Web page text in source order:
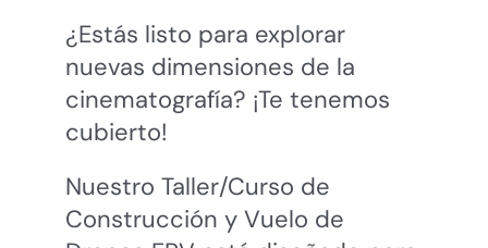
¿Estás listo para explorar
nuevas dimensiones de la
cinematografía? ¡Te tenemos
cubierto!
Nuestro Taller/Curso de
Construcción y Vuelo de